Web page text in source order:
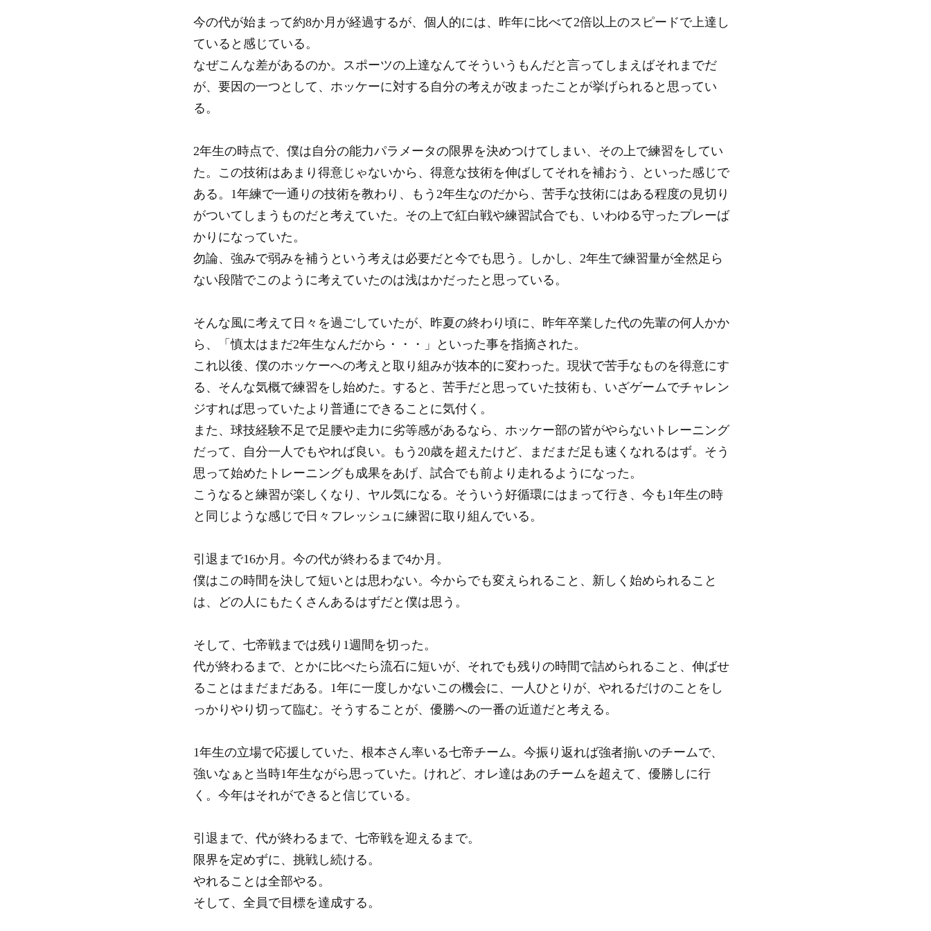
今の代が始まって約8か月が経過するが、個人的には、昨年に比べて2倍以上のスピードで上達し
ていると感じている。
なぜこんな差があるのか。スポーツの上達なんてそういうもんだと言ってしまえばそれまでだ
が、要因の一つとして、ホッケーに対する自分の考えが改まったことが挙げられると思ってい
る。
2年生の時点で、僕は自分の能力パラメータの限界を決めつけてしまい、その上で練習をしてい
た。この技術はあまり得意じゃないから、得意な技術を伸ばしてそれを補おう、といった感じで
ある。1年練で一通りの技術を教わり、もう2年生なのだから、苦手な技術にはある程度の見切り
がついてしまうものだと考えていた。その上で紅白戦や練習試合でも、いわゆる守ったプレーば
かりになっていた。
勿論、強みで弱みを補うという考えは必要だと今でも思う。しかし、2年生で練習量が全然足ら
ない段階でこのように考えていたのは浅はかだったと思っている。
そんな風に考えて日々を過ごしていたが、昨夏の終わり頃に、昨年卒業した代の先輩の何人かか
ら、「慎太はまだ2年生なんだから・・・」といった事を指摘された。
これ以後、僕のホッケーへの考えと取り組みが抜本的に変わった。現状で苦手なものを得意にす
る、そんな気概で練習をし始めた。すると、苦手だと思っていた技術も、いざゲームでチャレン
ジすれば思っていたより普通にできることに気付く。
また、球技経験不足で足腰や走力に劣等感があるなら、ホッケー部の皆がやらないトレーニング
だって、自分一人でもやれば良い。もう20歳を超えたけど、まだまだ足も速くなれるはず。そう
思って始めたトレーニングも成果をあげ、試合でも前より走れるようになった。
こうなると練習が楽しくなり、ヤル気になる。そういう好循環にはまって行き、今も1年生の時
と同じような感じで日々フレッシュに練習に取り組んでいる。
引退まで16か月。今の代が終わるまで4か月。
僕はこの時間を決して短いとは思わない。今からでも変えられること、新しく始められること
は、どの人にもたくさんあるはずだと僕は思う。
そして、七帝戦までは残り1週間を切った。
代が終わるまで、とかに比べたら流石に短いが、それでも残りの時間で詰められること、伸ばせ
ることはまだまだある。1年に一度しかないこの機会に、一人ひとりが、やれるだけのことをし
っかりやり切って臨む。そうすることが、優勝への一番の近道だと考える。
1年生の立場で応援していた、根本さん率いる七帝チーム。今振り返れば強者揃いのチームで、
強いなぁと当時1年生ながら思っていた。けれど、オレ達はあのチームを超えて、優勝しに行
く。今年はそれができると信じている。
引退まで、代が終わるまで、七帝戦を迎えるまで。
限界を定めずに、挑戦し続ける。
やれることは全部やる。
そして、全員で目標を達成する。